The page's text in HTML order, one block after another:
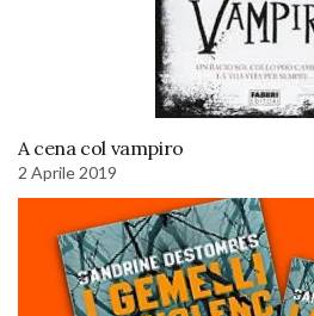
A cena col vampiro
2 Aprile 2019